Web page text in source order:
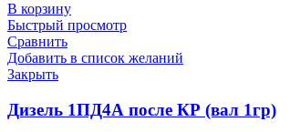
В корзину
Быстрый просмотр
Сравнить
Добавить в список желаний
Закрыть
Дизель 1ПД4А после КР (вал 1гр)